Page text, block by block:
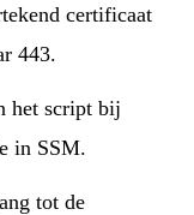
certificaat
443.
het script bij
in SSM.
tot de